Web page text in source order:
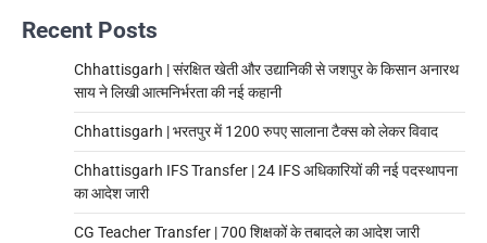
Recent Posts
Chhattisgarh | संरक्षित खेती और उद्यानिकी से जशपुर के किसान अनारथ
साय ने लिखी आत्मनिर्भरता की नई कहानी
Chhattisgarh | भरतपुर में 1200 रुपए सालाना टैक्स को लेकर विवाद
Chhattisgarh IFS Transfer | 24 IFS अधिकारियों की नई पदस्थापना
का आदेश जारी
CG Teacher Transfer | 700 शिक्षकों के तबादले का आदेश जारी